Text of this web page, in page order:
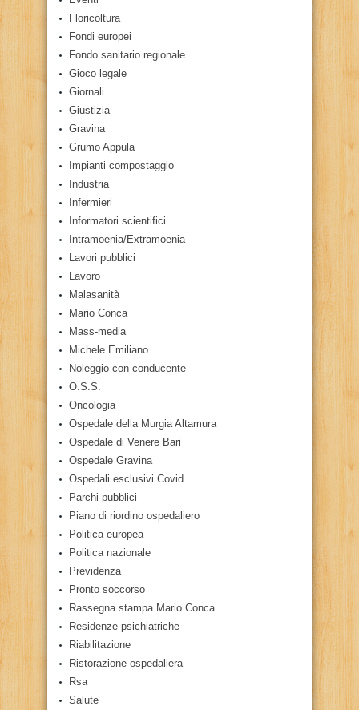
Floricoltura
Fondi europei
Fondo sanitario regionale
Gioco legale
Giornali
Giustizia
Gravina
Grumo Appula
Impianti compostaggio
Industria
Infermieri
Informatori scientifici
Intramoenia/Extramoenia
Lavori pubblici
Lavoro
Malasanità
Mario Conca
Mass-media
Michele Emiliano
Noleggio con conducente
O.S.S.
Oncologia
Ospedale della Murgia Altamura
Ospedale di Venere Bari
Ospedale Gravina
Ospedali esclusivi Covid
Parchi pubblici
Piano di riordino ospedaliero
Politica europea
Politica nazionale
Previdenza
Pronto soccorso
Rassegna stampa Mario Conca
Residenze psichiatriche
Riabilitazione
Ristorazione ospedaliera
Rsa
Salute